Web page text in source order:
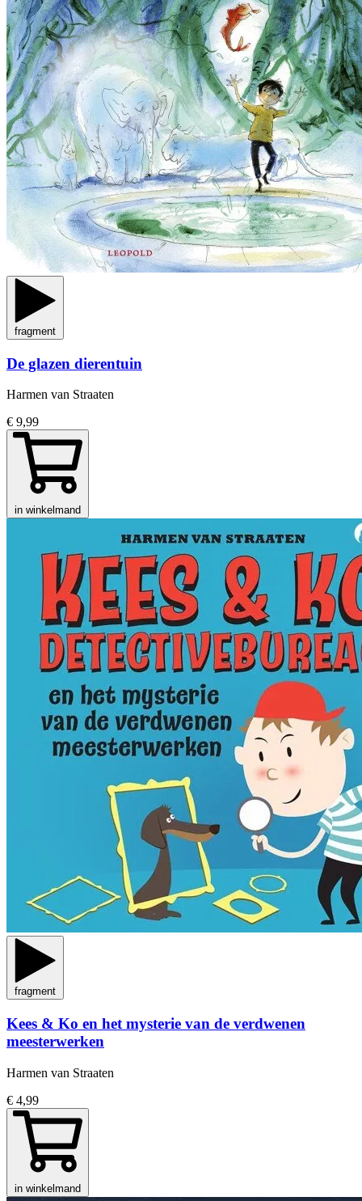
fragment
De glazen dierentuin
Harmen van Straaten
€ 9,99
in winkelmand
fragment
Kees & Ko en het mysterie van de verdwenen
meesterwerken
Harmen van Straaten
€ 4,99
in winkelmand